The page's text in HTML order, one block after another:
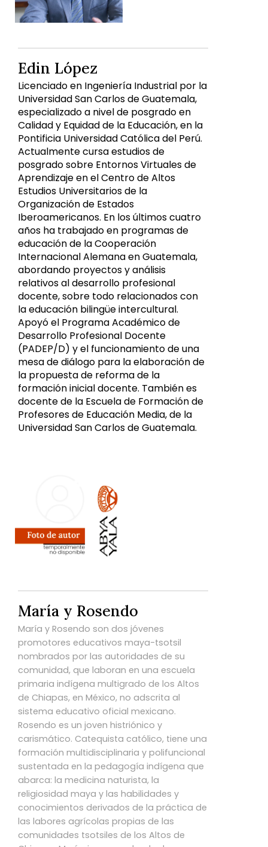
Edin López
Licenciado en Ingeniería Industrial por la
Universidad San Carlos de Guatemala,
especializado a nivel de posgrado en
Calidad y Equidad de la Educación, en la
Pontificia Universidad Católica del Perú.
Actualmente cursa estudios de
posgrado sobre Entornos Virtuales de
Aprendizaje en el Centro de Altos
Estudios Universitarios de la
Organización de Estados
Iberoamericanos. En los últimos cuatro
años ha trabajado en programas de
educación de la Cooperación
Internacional Alemana en Guatemala,
abordando proyectos y análisis
relativos al desarrollo profesional
docente, sobre todo relacionados con
la educación bilingüe intercultural.
Apoyó el Programa Académico de
Desarrollo Profesional Docente
(PADEP/D) y el funcionamiento de una
mesa de diálogo para la elaboración de
la propuesta de reforma de la
formación inicial docente. También es
docente de la Escuela de Formación de
Profesores de Educación Media, de la
Universidad San Carlos de Guatemala.
María y Rosendo
María y Rosendo son dos jóvenes
promotores educativos maya-tsotsil
nombrados por las autoridades de su
comunidad, que laboran en una escuela
primaria indígena multigrado de los Altos
de Chiapas, en México, no adscrita al
sistema educativo oficial mexicano.
Rosendo es un joven histriónico y
carismático. Catequista católico, tiene una
formación multidisciplinaria y polifuncional
sustentada en la pedagogía indígena que
abarca: la medicina naturista, la
religiosidad maya y las habilidades y
conocimientos derivados de la práctica de
las labores agrícolas propias de las
comunidades tsotsiles de los Altos de